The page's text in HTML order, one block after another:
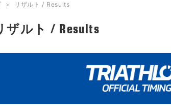
リザルト / Results
ザルト / Results